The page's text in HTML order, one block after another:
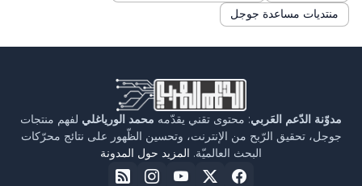
منتديات مساعدة جوجل
مدوّنة الدّعم العَربي: محتوى تقني يقدّمه محمد الورياغلي لفهم منتجات
جوجل، تحقيق الرّبح من الإنترنت، وتحسين الظّهور على نتائج محرّكات
البحث العالميّة. المزيد حول المدونة